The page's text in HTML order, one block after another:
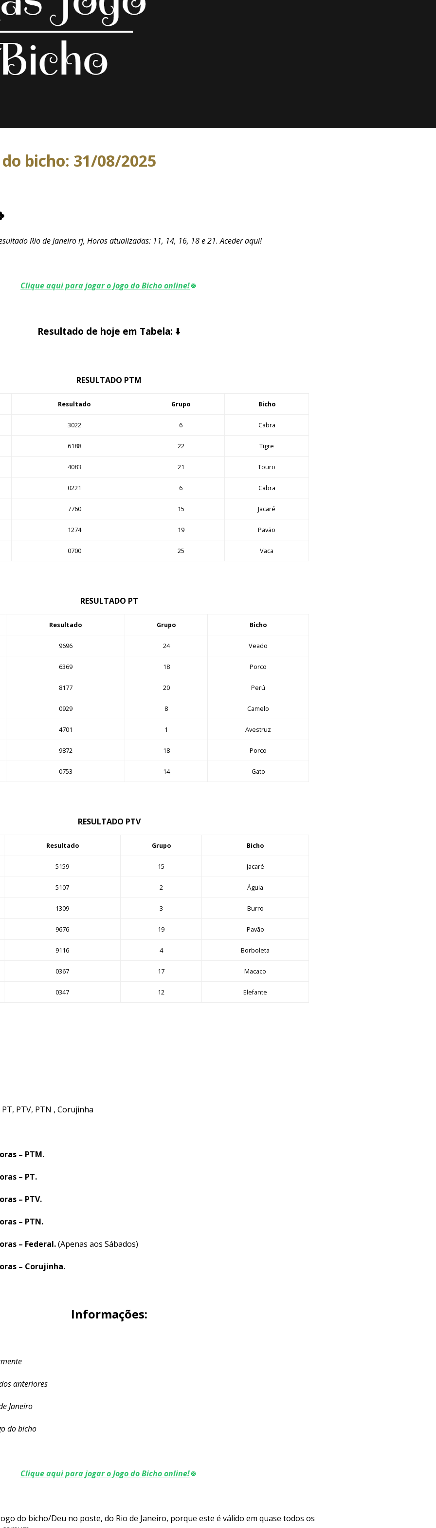
bicho: 31/08/2025
Rio de Janeiro rj, Horas atualizadas: 11, 14, 16, 18 e 21. Aceder aqui!
Clique aqui para jogar o Jogo do Bicho online!🍀
Resultado de hoje em Tabela: ⬇️
RESULTADO PTM
Resultado Grupo Bicho
3022 6 Cabra
6188 22 Tigre
4083 21 Touro
0221 6 Cabra
7760 15 Jacaré
1274 19 Pavão
0700 25 Vaca
RESULTADO PT
Resultado Grupo Bicho
9696 24 Veado
6369 18 Porco
8177 20 Perú
0929 8 Camelo
4701 1 Avestruz
9872 18 Porco
0753 14 Gato
RESULTADO PTV
Resultado Grupo Bicho
5159 15 Jacaré
5107 2 Águia
1309 3 Burro
9676 19 Pavão
9116 4 Borboleta
0367 17 Macaco
0347 12 Elefante
PTV, PTN , Corujinha
– PTM.
– PT.
– PTV.
– PTN.
– Federal.(Apenas aos Sábados)
– Corujinha.
Informações:
anteriores
Janeiro
do bicho
Clique aqui para jogar o Jogo do Bicho online!🍀
do bicho/Deu no poste, do Rio de Janeiro, porque este é válido em quase todos os